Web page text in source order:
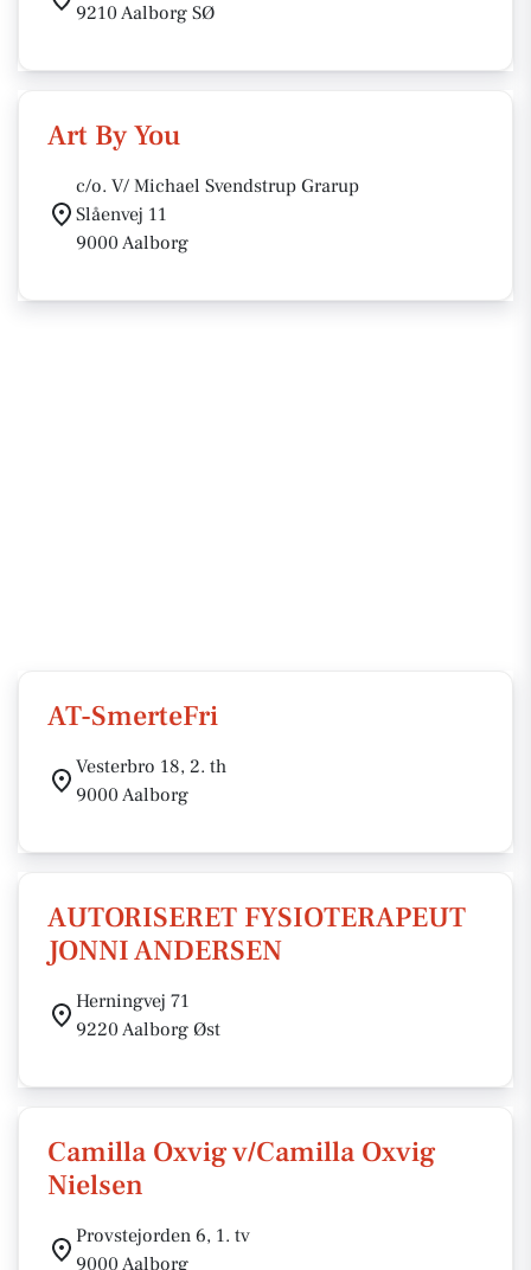
9210 Aalborg SØ
Art By You
c/o. V/ Michael Svendstrup Grarup
Slåenvej 11
9000 Aalborg
AT-SmerteFri
Vesterbro 18, 2. th
9000 Aalborg
AUTORISERET FYSIOTERAPEUT
JONNI ANDERSEN
Herningvej 71
9220 Aalborg Øst
Camilla Oxvig v/Camilla Oxvig
Nielsen
Provstejorden 6, 1. tv
9000 Aalborg